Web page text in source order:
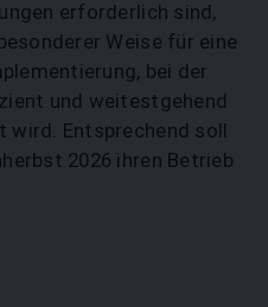
erforderlich sind,
Weise für eine
bei der
und weitestgehend
wird. Entsprechend soll
2026 ihren Betrieb